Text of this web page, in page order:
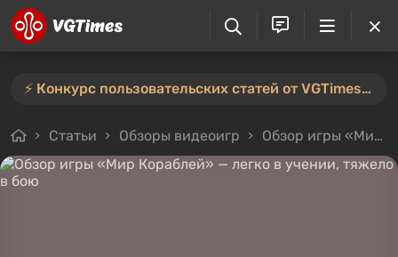
⚡️ Конкурс пользовательских статей от VGTimes продлён — участвуйте тут ⚡️
Статьи Обзоры видеоигр Обзор игры «Мир Кораблей» — легко в учении, тяжело в бою